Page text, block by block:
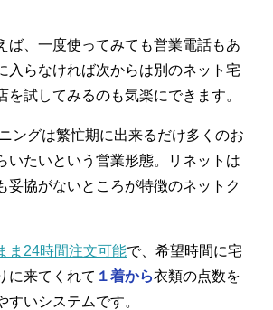
ば、一度使ってみても営業電話もあ
入らなければ次からは別のネット宅
を試してみるのも気楽にできます。
ングは繁忙期に出来るだけ多くのお
いたいという営業形態。リネットは
妥協がないところが特徴のネットク
ま24時間注文可能で、希望時間に宅
に来てくれて １着から衣類の点数を
すいシステムです。